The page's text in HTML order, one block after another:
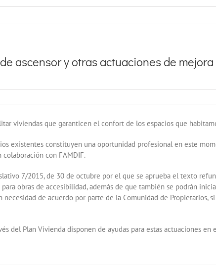
ascensor y otras actuaciones de
viviendas que garanticen el confort de los espacios que
existentes constituyen una oportunidad profesional en este
con FAMDIF.
7/2015, de 30 de octubre por el que se aprueba el texto
obras de accesibilidad, además de que también se podrán
de acuerdo por parte de la Comunidad de Propietarios,
del Plan Vivienda disponen de ayudas para estas actuaciones